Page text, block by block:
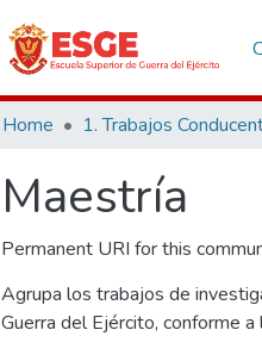
Home
Maestría
Permanent URI for this
Agrupa los trabajos de
Guerra del Ejército, conforme